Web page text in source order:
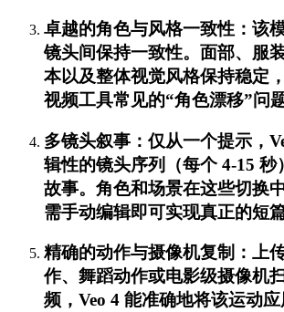
卓越的角色与风格一致性：该
镜头间保持一致性。面部、服
本以及整体视觉风格保持稳定
视频工具常见的“角色漂移”问题
多镜头叙事：仅从一个提示，
辑性的镜头序列（每个 4-15 秒
故事。角色和场景在这些切换
需手动编辑即可实现真正的短篇
精确的动作与摄像机复制：上
作、舞蹈动作或电影级摄像机
频，Veo 4 能准确地将该运动